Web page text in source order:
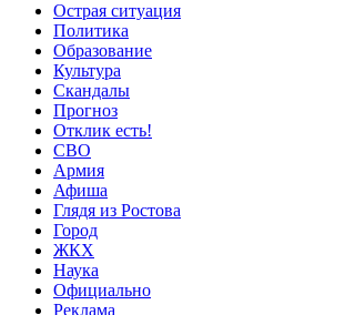
Острая ситуация
Политика
Образование
Культура
Скандалы
Прогноз
Отклик есть!
СВО
Армия
Афиша
Глядя из Ростова
Город
ЖКХ
Наука
Официально
Реклама